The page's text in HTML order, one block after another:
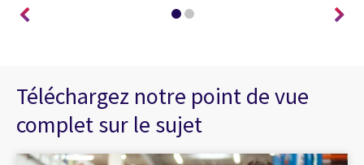
Téléchargez notre point de vue
complet sur le sujet